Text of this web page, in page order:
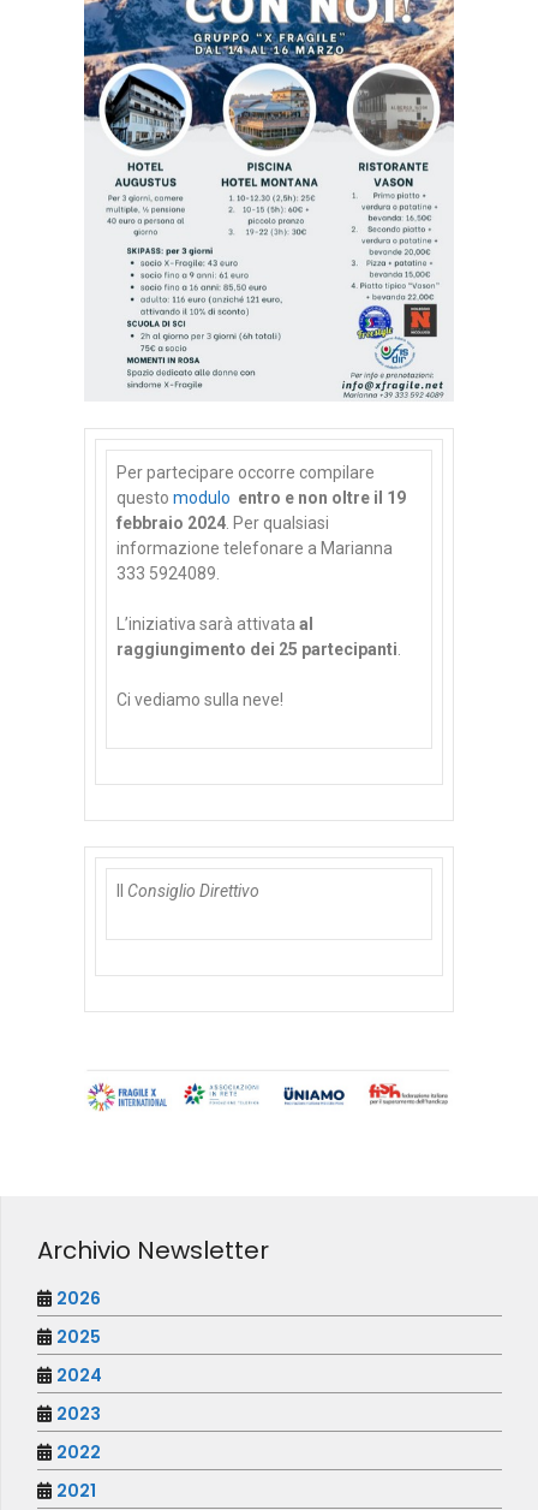
Per partecipare occorre compilare
questo modulo entro e non oltre il 19
febbraio 2024 . Per qualsiasi
informazione telefonare a Marianna
333 5924089.
L’iniziativa sarà attivata al
raggiungimento dei 25 partecipanti
Ci vediamo sulla neve!
Consiglio Direttivo
Archivio Newsletter
2026
2025
2024
2023
2022
2021